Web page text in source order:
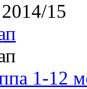
15
1-12